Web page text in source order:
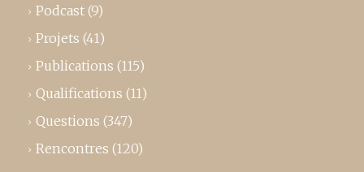
Podcast (9)
Projets (41)
Publications (115)
Qualifications (11)
Questions (347)
Rencontres (120)